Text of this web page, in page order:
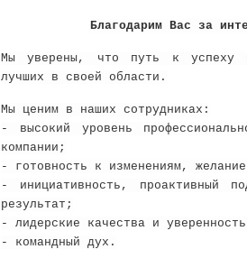
Благодарим Вас за
Мы уверены, что путь к успеху
лучших в своей области.
Мы ценим в наших сотрудниках:
- высокий уровень
компании;
- готовность к изменениям,
- инициативность, проактивный
результат;
- лидерские качества и
- командный дух.